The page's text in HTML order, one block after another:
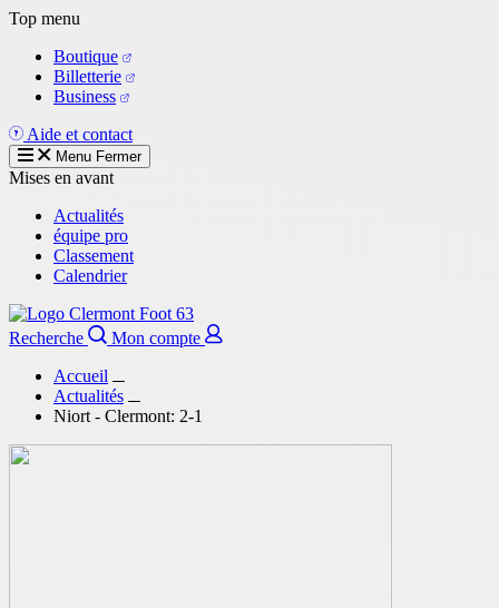
Aller
contenu
principal
Top menu
Boutique
Billetterie
Business
Aide et contact
Menu Fermer
Mises en avant
Actualités
équipe pro
Classement
Calendrier
Recherche
Mon compte
Accueil
Actualités
Niort - Clermont: 2-1